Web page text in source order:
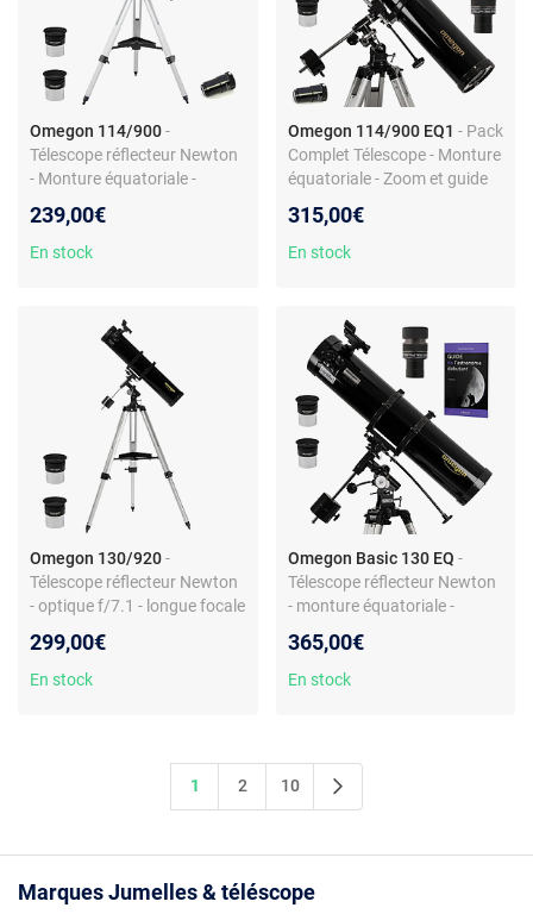
Omegon 114/900-
Télescope réflecteur Newton
- Monture équatoriale -
Trépied réglable
239,00€
En stock
Omegon 114/900 EQ1 - Pack
Complet Télescope - Monture
équatoriale - Zoom et guide
315,00€
En stock
Omegon 130/920-
Télescope réflecteur Newton
- optique f/7.1 - longue focale
299,00€
En stock
Omegon Basic 130 EQ -
Télescope réflecteur Newton
- monture équatoriale -
365,00€
En stock
1 2 10
Marques Jumelles & téléscope